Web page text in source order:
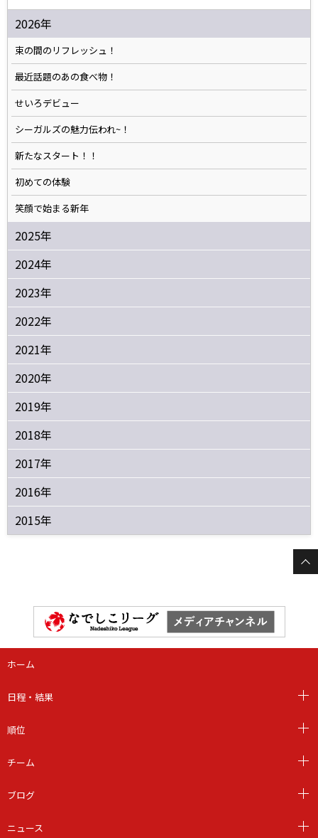
2026年
束の間のリフレッシュ！
最近話題のあの食べ物！
せいろデビュー
シーガルズの魅力伝われ~！
新たなスタート！！
初めての体験
笑顔で始まる新年
2025年
2024年
2023年
2022年
2021年
2020年
2019年
2018年
2017年
2016年
2015年
ホーム
日程・結果
順位
チーム
ブログ
ニュース